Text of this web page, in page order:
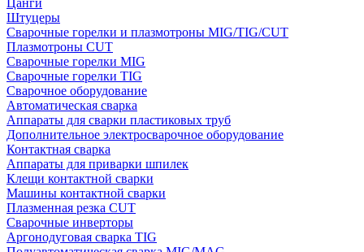
Цанги
Штуцеры
Сварочные горелки и плазмотроны MIG/TIG/CUT
Плазмотроны CUT
Сварочные горелки MIG
Сварочные горелки TIG
Сварочное оборудование
Автоматическая сварка
Аппараты для сварки пластиковых труб
Дополнительное электросварочное оборудование
Контактная сварка
Аппараты для приварки шпилек
Клещи контактной сварки
Машины контактной сварки
Плазменная резка CUT
Сварочные инверторы
Аргонодуговая сварка TIG